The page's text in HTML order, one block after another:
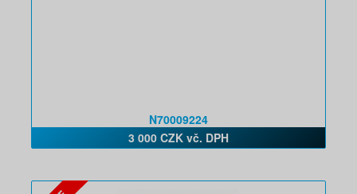
N70009224
3 000 CZK vč. DPH